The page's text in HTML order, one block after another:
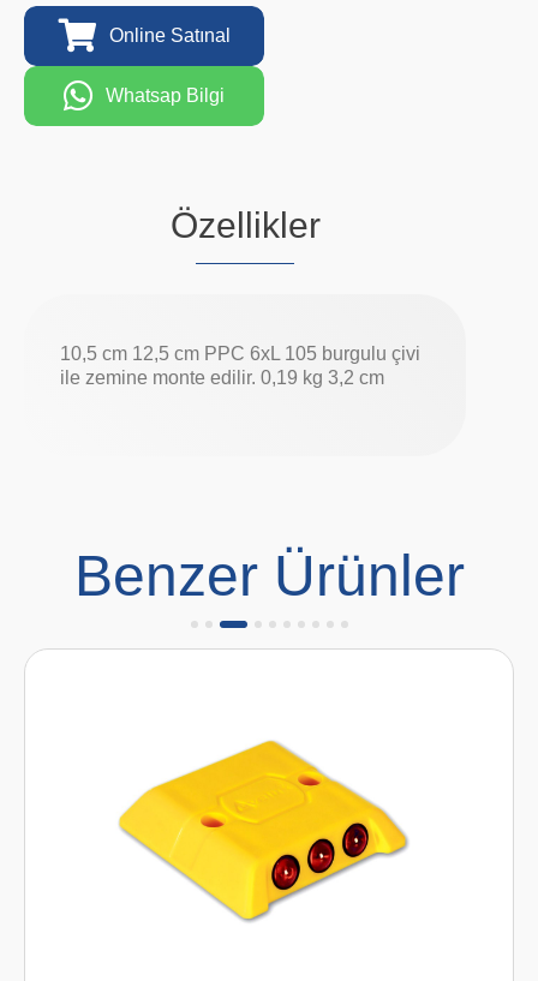
Online Satınal
Whatsap Bilgi
Özellikler
10,5 cm 12,5 cm PPC 6xL 105 burgulu çivi
ile zemine monte edilir. 0,19 kg 3,2 cm
Benzer Ürünler